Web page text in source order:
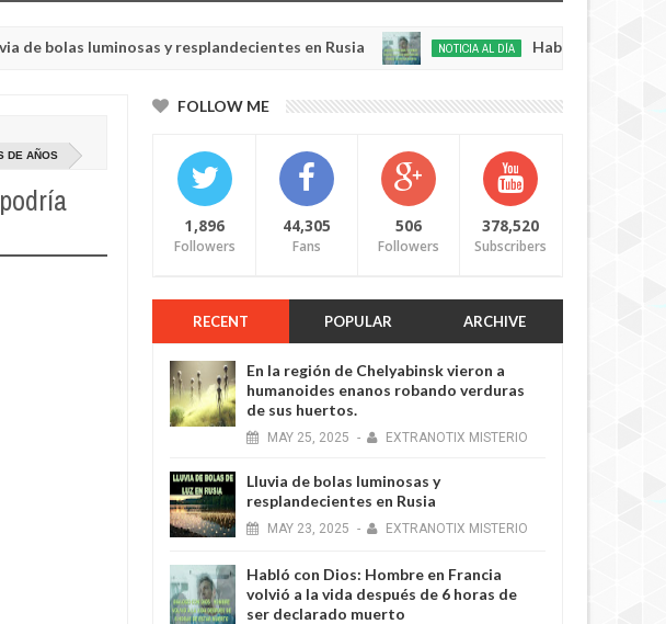
luminosas y resplandecientes en Rusia
20250
NOTICIA AL DÍA Habló con Dios: Hombre en
DE AÑOS
FOLLOW ME
1,896
Followers
44,305
Fans
506
Followers
378,520
Subscribers
RECENT POPULAR ARCHIVE
En la región de Chelyabinsk vieron a
humanoides enanos robando verduras
de sus huertos.
MAY 25, 2025 - EXTRANOTIX MISTERIO
Lluvia de bolas luminosas y
resplandecientes en Rusia
MAY 23, 2025 - EXTRANOTIX MISTERIO
Habló con Dios: Hombre en Francia
volvió a la vida después de 6 horas de
ser declarado muerto